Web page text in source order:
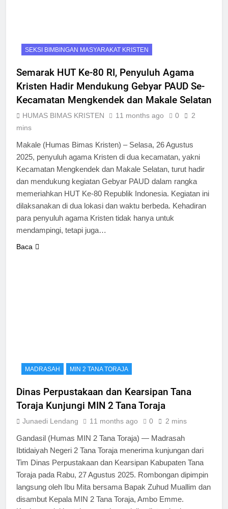
SEKSI BIMBINGAN MASYARAKAT KRISTEN
Semarak HUT Ke-80 RI, Penyuluh Agama
Kristen Hadir Mendukung Gebyar PAUD Se-
Kecamatan Mengkendek dan Makale Selatan
HUMAS BIMAS KRISTEN 11 months ago 0
2
mins
Makale (Humas Bimas Kristen) – Selasa, 26 Agustus
2025, penyuluh agama Kristen di dua kecamatan, yakni
Kecamatan Mengkendek dan Makale Selatan, turut hadir
dan mendukung kegiatan Gebyar PAUD dalam rangka
memeriahkan HUT Ke-80 Republik Indonesia. Kegiatan ini
dilaksanakan di dua lokasi dan waktu berbeda. Kehadiran
para penyuluh agama Kristen tidak hanya untuk
mendampingi, tetapi juga…
Baca
MADRASAH MIN 2 TANA TORAJA
Dinas Perpustakaan dan Kearsipan Tana
Toraja Kunjungi MIN 2 Tana Toraja
Junaedi Lendang 11 months ago 0 2 mins
Gandasil (Humas MIN 2 Tana Toraja) — Madrasah
Ibtidaiyah Negeri 2 Tana Toraja menerima kunjungan dari
Tim Dinas Perpustakaan dan Kearsipan Kabupaten Tana
Toraja pada Rabu, 27 Agustus 2025. Rombongan dipimpin
langsung oleh Ibu Mita bersama Bapak Zuhud Muallim dan
disambut Kepala MIN 2 Tana Toraja, Ambo Emme.